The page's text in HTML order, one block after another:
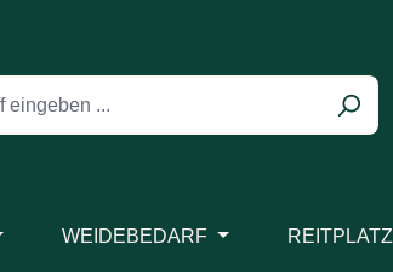
WEIDEBEDARF